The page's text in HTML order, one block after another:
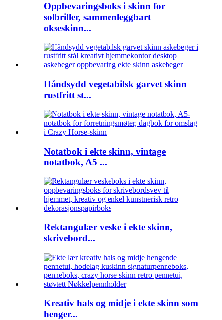
Oppbevaringsboks i skinn for
solbriller, sammenleggbart
okseskinn...
Håndsydd vegetabilsk garvet skinn
rustfritt st...
Notatbok i ekte skinn, vintage
notatbok, A5 ...
Rektangulær veske i ekte skinn,
skrivebord...
Kreativ hals og midje i ekte skinn som
henger...